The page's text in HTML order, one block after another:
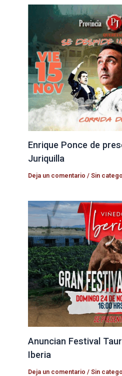
Enrique Ponce de
Juriquilla
Deja un comentario /Sin
Anuncian Festival
Iberia
Deja un comentario /Sin